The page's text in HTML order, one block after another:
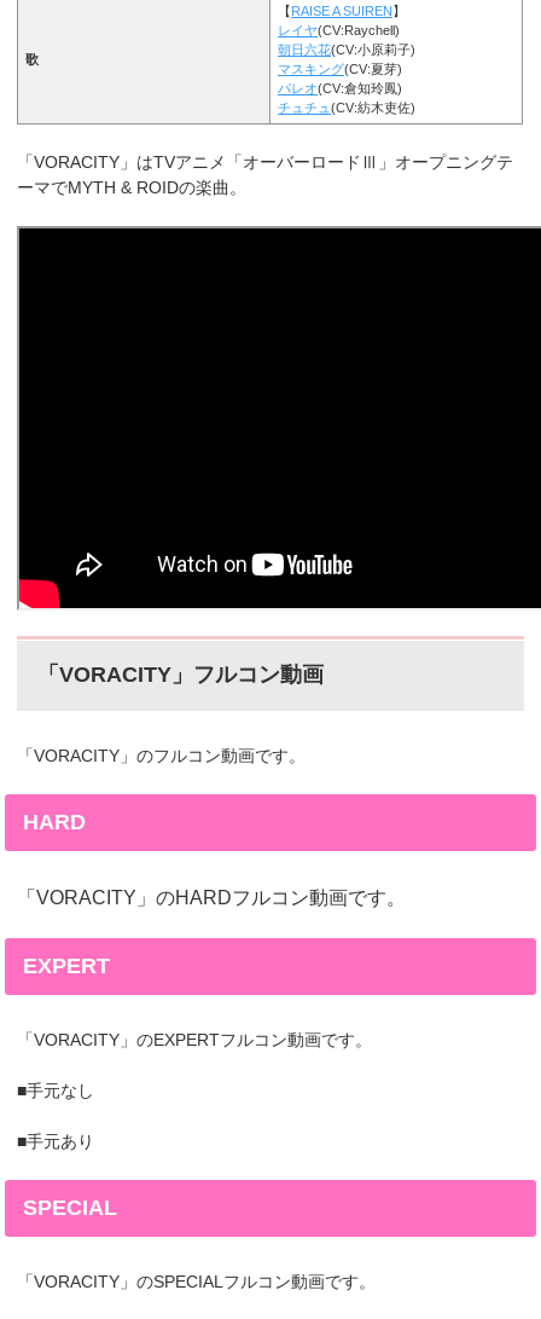
歌
【RAISE A SUIREN】
レイヤ(CV:Raychell)
朝日六花(CV:小原莉子)
マスキング(CV:夏芽)
パレオ(CV:倉知玲鳳)
チュチュ(CV:紡木吏佐)
「VORACITY」はTVアニメ「オーバーロードⅢ」オープニングテ
ーマでMYTH & ROIDの楽曲。
「VORACITY」フルコン動画
「VORACITY」のフルコン動画です。
HARD
「VORACITY」のHARDフルコン動画です。
EXPERT
「VORACITY」のEXPERTフルコン動画です。
■手元なし
■手元あり
SPECIAL
「VORACITY」のSPECIALフルコン動画です。